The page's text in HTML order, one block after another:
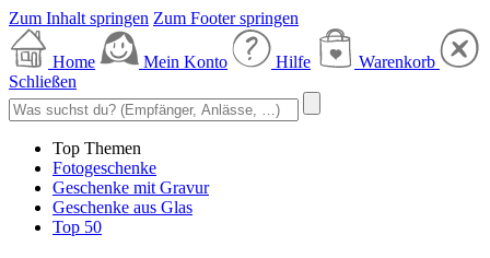
Zum Inhalt springen Zum Footer springen
Home Mein Konto Hilfe
Warenkorb
Schließen
Top Themen
Fotogeschenke
Geschenke mit Gravur
Geschenke aus Glas
Top 50